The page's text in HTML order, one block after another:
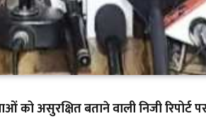
को असुरक्षित बताने वाली निजी रिपोर्ट